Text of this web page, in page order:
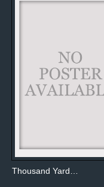
Thousand Yard…